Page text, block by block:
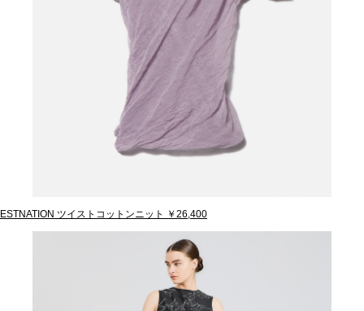
ESTNATION ツイストコットンニット ￥26,400